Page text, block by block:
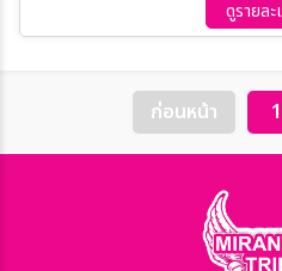
ดูรายละ
ก่อนหน้า 1